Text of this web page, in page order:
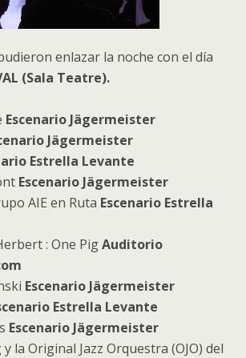
enlazar la noche con el día
(Sala Teatre).
Escenario Jägermeister
Jägermeister
Estrella Levante
Escenario Jägermeister
AIE en Ruta Escenario Estrella
: One PigAuditorio
Escenario Jägermeister
Estrella Levante
Escenario Jägermeister
la Original Jazz Orquestra (OJO) del